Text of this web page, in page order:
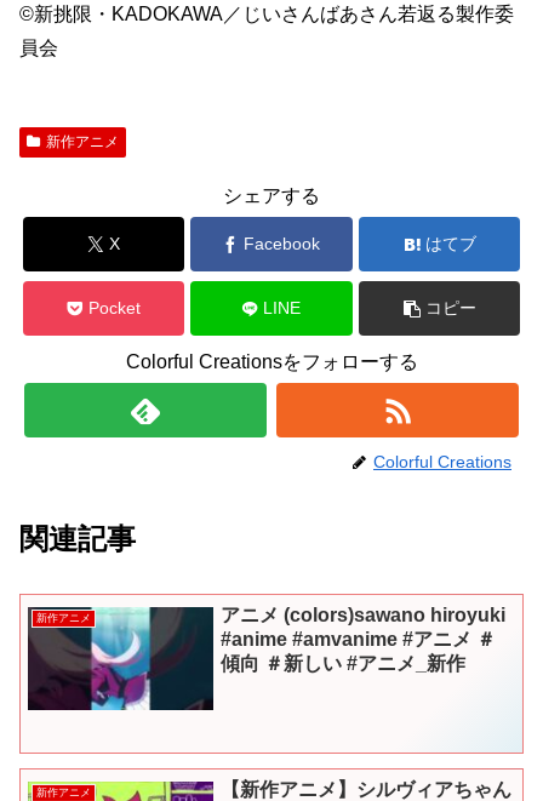
©新挑限・KADOKAWA／じいさんばあさん若返る製作委
員会
新作アニメ
シェアする
X Facebook はてブ
Pocket LINE コピー
Colorful Creationsをフォローする
Colorful Creations
関連記事
新作アニメ
アニメ (colors)sawano hiroyuki
#anime #amvanime #アニメ ＃
傾向 ＃新しい #アニメ_新作
新作アニメ
【新作アニメ】シルヴィアちゃん